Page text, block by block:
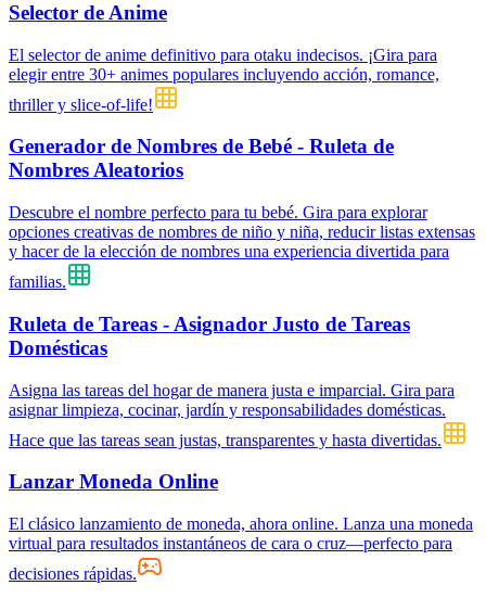
Selector de Anime
El selector de anime definitivo para otaku indecisos. ¡Gira para
elegir entre 30+ animes populares incluyendo acción, romance,
thriller y slice-of-life!
Generador de Nombres de Bebé - Ruleta de
Nombres Aleatorios
Descubre el nombre perfecto para tu bebé. Gira para explorar
opciones creativas de nombres de niño y niña, reducir listas extensas
y hacer de la elección de nombres una experiencia divertida para
familias.
Ruleta de Tareas - Asignador Justo de Tareas
Domésticas
Asigna las tareas del hogar de manera justa e imparcial. Gira para
asignar limpieza, cocinar, jardín y responsabilidades domésticas.
Hace que las tareas sean justas, transparentes y hasta divertidas.
Lanzar Moneda Online
El clásico lanzamiento de moneda, ahora online. Lanza una moneda
virtual para resultados instantáneos de cara o cruz—perfecto para
decisiones rápidas.